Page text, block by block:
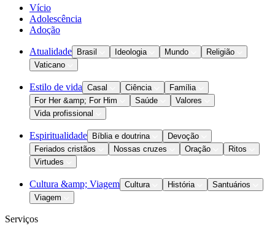
Vício
Adolescência
Adoção
Atualidade Brasil Ideologia Mundo
Religião
Vaticano
Estilo de vida Casal Ciência
Família
For Her &amp; For Him
Saúde
Valores
Vida profissional
Espiritualidade Bíblia e doutrina
Devoção
Feriados cristãos
Nossas cruzes Oração
Ritos
Virtudes
Cultura &amp; Viagem Cultura História
Santuários
Viagem
Serviços